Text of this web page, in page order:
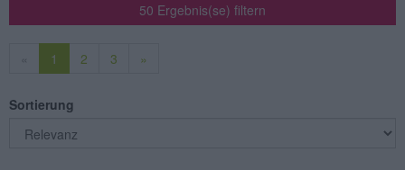
50 Ergebnis(se) filtern
1 2 3 »
Sortierung